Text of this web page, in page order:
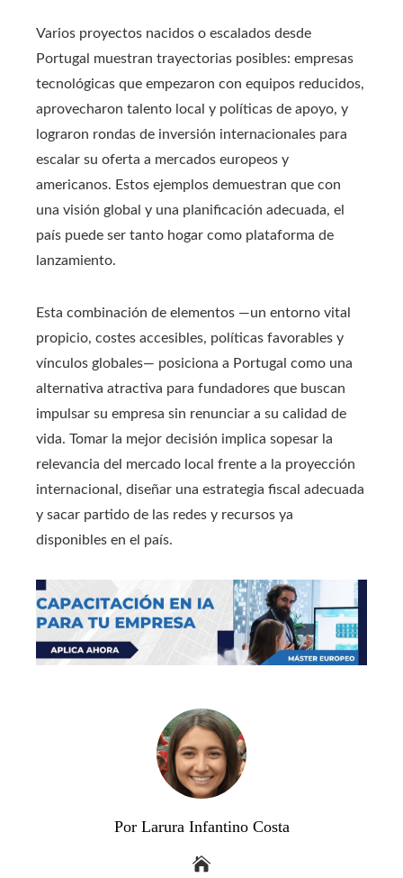
Varios proyectos nacidos o escalados desde
Portugal muestran trayectorias posibles: empresas
tecnológicas que empezaron con equipos reducidos,
aprovecharon talento local y políticas de apoyo, y
lograron rondas de inversión internacionales para
escalar su oferta a mercados europeos y
americanos. Estos ejemplos demuestran que con
una visión global y una planificación adecuada, el
país puede ser tanto hogar como plataforma de
lanzamiento.
Esta combinación de elementos —un entorno vital
propicio, costes accesibles, políticas favorables y
vínculos globales— posiciona a Portugal como una
alternativa atractiva para fundadores que buscan
impulsar su empresa sin renunciar a su calidad de
vida. Tomar la mejor decisión implica sopesar la
relevancia del mercado local frente a la proyección
internacional, diseñar una estrategia fiscal adecuada
y sacar partido de las redes y recursos ya
disponibles en el país.
Por Larura Infantino Costa